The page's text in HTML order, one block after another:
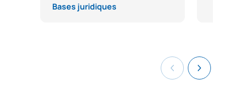
Bases juridiques